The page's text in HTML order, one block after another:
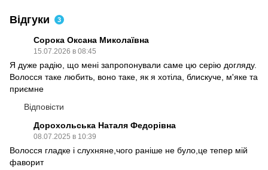
Відгуки 3
Сорока Оксана Миколаївна
15.07.2026 в 08:45
Я дуже радію, що мені запропонували саме цю серію догляду.
Волосся таке любить, воно таке, як я хотіла, блискуче, м'яке та
приємне
Відповісти
Дорохольська Наталя Федорівна
08.07.2025 в 10:39
Волосся гладке і слухняне,чого раніше не було,це тепер мій
фаворит